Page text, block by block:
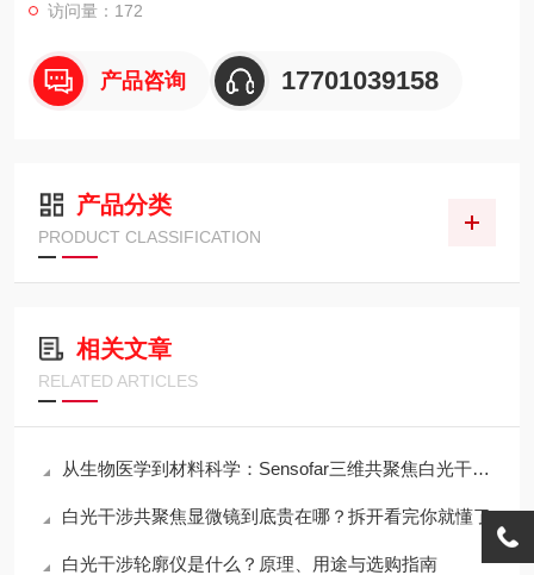
访问量：172
产品咨询 17701039158
产品分类
PRODUCT CLASSIFICATION
相关文章
RELATED ARTICLES
从生物医学到材料科学：Sensofar三维共聚焦白光干涉仪的跨领域应用传奇
白光干涉共聚焦显微镜到底贵在哪？拆开看完你就懂了
白光干涉轮廓仪是什么？原理、用途与选购指南